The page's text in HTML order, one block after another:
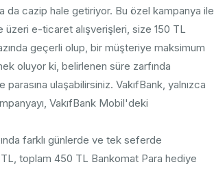
da cazip hale getiriyor. Bu özel kampanya ile
üzeri e-ticaret alışverişleri, size 150 TL
geçerli olup, bir müşteriye maksimum
oluyor ki, belirlenen süre zarfında
ulaşabilirsiniz. VakıfBank, yalnızca
VakıfBank Mobil'deki
farklı günlerde ve tek seferde
toplam 450 TL Bankomat Para hediye